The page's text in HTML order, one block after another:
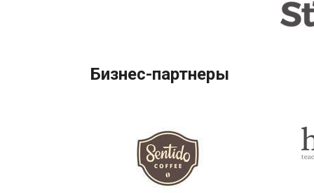
Бизнес-партнеры